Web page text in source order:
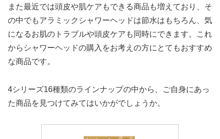
また最近では頭皮や肌ケアもできる商品も増えており、そ
の中でもアラミックシャワーヘッドは節水はもちろん、気
になるお肌のトラブルや頭皮ケアも同時にできます。これ
からシャワーヘッドの購入をお考えの方にとてもおすすめ
な商品です。
4シリーズ16種類のラインナップの中から、ご自身にあっ
た商品を見つけてみてはいかがでしょうか。